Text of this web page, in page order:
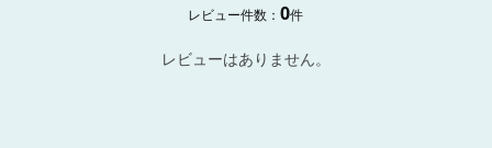
レビュー件数：0件
レビューはありません。